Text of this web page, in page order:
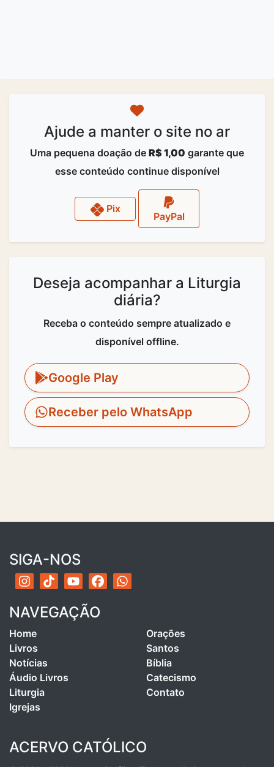
Ajude a manter o site no ar
Uma pequena doação de R$ 1,00 garante que
esse conteúdo continue disponível
Pix
PayPal
Deseja acompanhar a Liturgia
diária?
Receba o conteúdo sempre atualizado e
disponível offline.
Google Play
Receber pelo WhatsApp
SIGA-NOS
NAVEGAÇÃO
Home
Livros
Notícias
Áudio Livros
Liturgia
Igrejas
Orações
Santos
Bíblia
Catecismo
Contato
ACERVO CATÓLICO